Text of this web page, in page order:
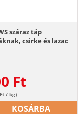
száraz táp
csirke és lazac
Ft
/ kg)
KOSÁRBA